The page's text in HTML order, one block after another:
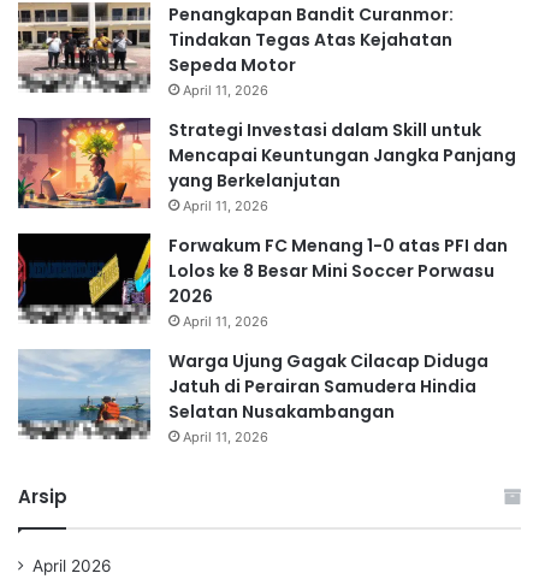
Penangkapan Bandit Curanmor:
Tindakan Tegas Atas Kejahatan
Sepeda Motor
April 11, 2026
Strategi Investasi dalam Skill untuk
Mencapai Keuntungan Jangka Panjang
yang Berkelanjutan
April 11, 2026
Forwakum FC Menang 1-0 atas PFI dan
Lolos ke 8 Besar Mini Soccer Porwasu
2026
April 11, 2026
Warga Ujung Gagak Cilacap Diduga
Jatuh di Perairan Samudera Hindia
Selatan Nusakambangan
April 11, 2026
Arsip
April 2026